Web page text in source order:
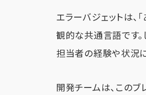
エラーバジェットは、
観的な共通言語です
担当者の経験や状況
開発チームは、この